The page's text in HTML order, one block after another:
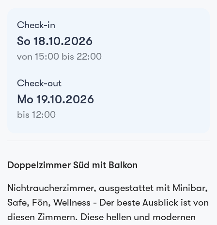
Check-in
So 18.10.2026
von 15:00 bis 22:00
Check-out
Mo 19.10.2026
bis 12:00
Doppelzimmer Süd mit Balkon
Nichtraucherzimmer, ausgestattet mit Minibar,
Safe, Fön, Wellness - Der beste Ausblick ist von
diesen Zimmern. Diese hellen und modernen